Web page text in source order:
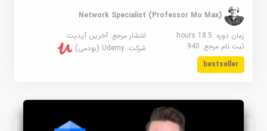
Network Specialist (Professor Mo Max)
زمان دوره: 18.5 hours
انتشار مرجع:آخرین آپدیت
ثبت نام مرجع:940 شرکت:Udemy (یودمی)
bestseller